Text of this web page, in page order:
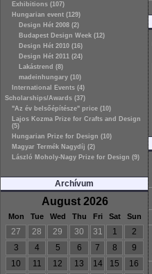
Exhibitions (107)
Hungarian event (129)
Design Hét 2008 (2)
Budapest Design Week (12)
Design Hét 2010 (16)
Design Hét 2011 (24)
Lakástrend (8)
madeinhungary (10)
International Events (4)
Scholarships/Awards (37)
"Az év belsőépítésze" price (10)
Lajos Kozma Prize for Crafts and Design
(5)
Hungarian Prize for Design (10)
Magyar Termék Nagydíj (2)
László Moholy-Nagy Prize for Design (9)
Archívum
August 2026
Mon Tue Wed Thu Fri Sat Sun
27 28 29 30 31 1
2
3
4 5 6 7 8
9
10
11 12 13 14 15
16